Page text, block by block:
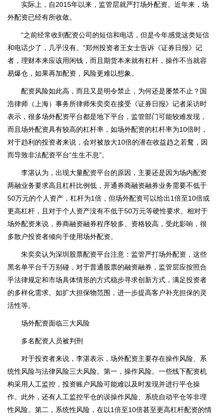
实际上，自2015年以来，监管层就严打场外配资。近年来，场
外配资已经有所收敛。
“之前经常收到配资公司的短信和电话，但是今年感觉这类短信
和电话少了，几乎没有。”郑州投资者王女士告诉《证券日报》记
者，理财本来应该用闲钱，而且期货本来就有杠杆，操作不当就容
易爆仓，如果再加配资，风险更难以想象。
配资风险如此高，而且又是明令禁止，为何还是屡禁不止？国
浩律师（上海）事务所律师朱奕奕在接受《证券日报》记者采访时
表示，很多场外配资平台都是地下平台，监管部门可能较难发现，
而且场外配资具有较高的杠杆率，如场外配资的杠杆率为10倍时，
对于趋利的投资者来说，会对被放大10倍的潜在收益趋之若鹜，因
而导致非法配资平台“生生不息”。
李湛认为，出现大量配资平台的原因，主要还是因为场内配资
两融业务要求高且杠杆比例低，开通券商融资融券业务需要不低于
50万元的个人资产，杠杆为1倍，但场外配资可以给出1倍至10倍或
更高杠杆，且对于个人资产没有不低于50万元等硬性要求。相对于
场外配资来说，券商融资融券程序较多、资格较高，受此影响，很
多散户投资者倾向于使用场外配资。
朱奕奕认为深圳股票配资平台注意：监管严打场外配资，这些
黑名单平台千万别碰，对于普通股票的融资融券，监管层应按照合
乎法律规定和市场具体情形的方式稳步寻求创新方式，满足投资者
的多样化需求。如扩大担保物范围，进一步提高客户补充担保的灵
活性等。
场外配资面临三大风险
多名配资人员被判刑
对于投资者来说，李湛表示，场外配资主要存在操作风险、系
统性风险与法律风险三大风险。第一，操作风险。一些线下配资机
构采用人工监控，投资账户风险可能难以及时发现并进行平仓操
作。此外，还有人工监控平仓的误操作风险、系统自动平仓等非理
性风险。第二，系统性风险，在以1倍至10倍甚至更高杠杆配资的情